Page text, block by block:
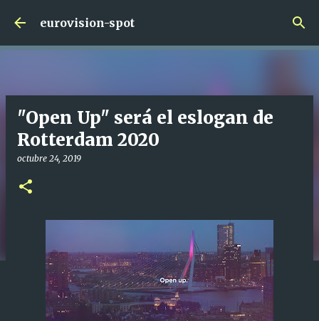
Ir al contenido principal
eurovision-spot
"Open Up" será el eslogan de
Rotterdam 2020
octubre 24, 2019